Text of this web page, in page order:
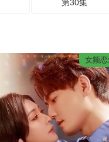
第30集
女频